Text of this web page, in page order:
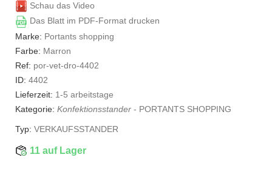
Schau das Video
Das Blatt im PDF-Format drucken
Marke: Portants shopping
Farbe: Marron
Ref: por-vet-dro-4402
ID: 4402
Lieferzeit: 1-5 arbeitstage
Kategorie: Konfektionsstander - PORTANTS SHOPPING
Typ: VERKAUFSSTANDER
11 auf Lager